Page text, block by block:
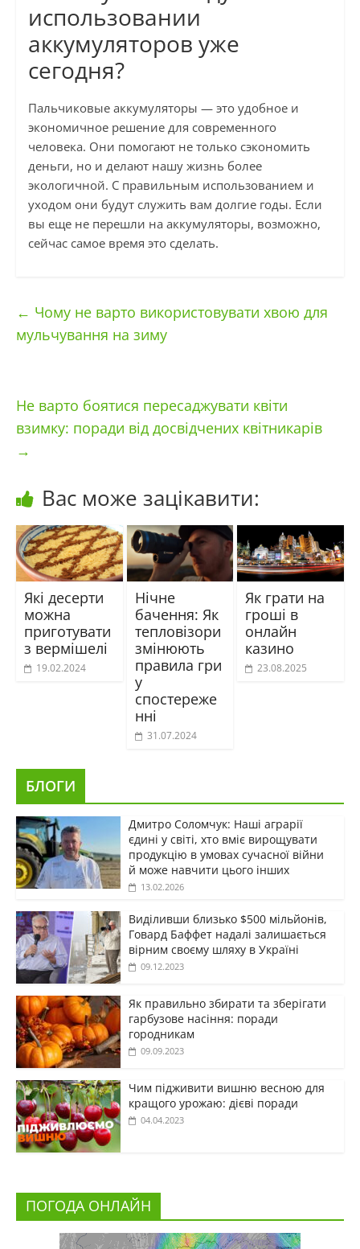
использовании
аккумуляторов уже
сегодня?
Пальчиковые аккумуляторы — это удобное и
экономичное решение для современного
человека. Они помогают не только сэкономить
деньги, но и делают нашу жизнь более
экологичной. С правильным использованием и
уходом они будут служить вам долгие годы. Если
вы еще не перешли на аккумуляторы, возможно,
сейчас самое время это сделать.
← Чому не варто використовувати хвою для
мульчування на зиму
Не варто боятися пересаджувати квіти
взимку: поради від досвідчених квітникарів
→
Вас може зацікавити:
Які десерти
можна
приготувати
з вермішелі
19.02.2024
Нічне
бачення: Як
тепловізори
змінюють
правила гри
у
спостереже
нні
31.07.2024
Як грати на
гроші в
онлайн
казино
23.08.2025
БЛОГИ
Дмитро Соломчук: Наші аграрії
єдині у світі, хто вміє вирощувати
продукцію в умовах сучасної війни
й може навчити цього інших
13.02.2026
Виділивши близько $500 мільйонів,
Говард Баффет надалі залишається
вірним своєму шляху в Україні
09.12.2023
Як правильно збирати та зберігати
гарбузове насіння: поради
городникам
09.09.2023
Чим підживити вишню весною для
кращого урожаю: дієві поради
04.04.2023
ПОГОДА ОНЛАЙН